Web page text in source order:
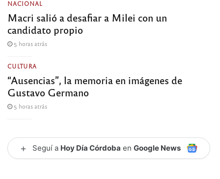
NACIONAL
Macri salió a desafiar a Milei con un
candidato propio
5 horas atrás
CULTURA
“Ausencias”, la memoria en imágenes de
Gustavo Germano
5 horas atrás
+ Seguí a Hoy Día Córdoba en Google News